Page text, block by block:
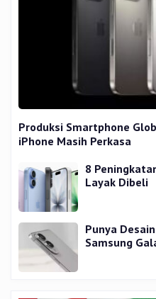
Produksi Smartphone
iPhone Masih Perkasa
8
Layak Dibeli
Punya
Samsung